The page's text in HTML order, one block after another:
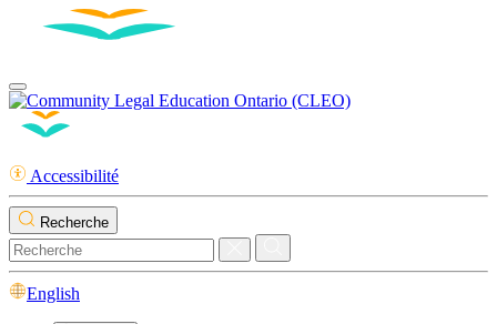
Accessibilité
Recherche
English